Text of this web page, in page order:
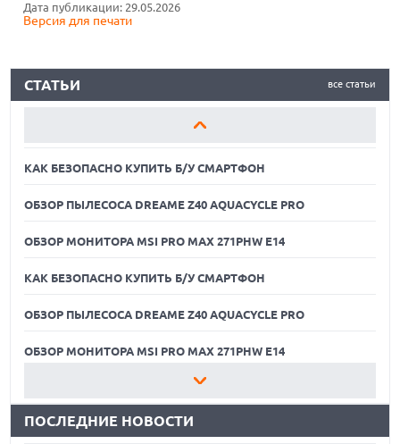
Дата публикации: 29.05.2026
Версия для печати
все статьи
СТАТЬИ
ОБЗОР МОНИТОРА MSI PRO MAX 271PHW E14
ОБЗОР МОНИТОРА MSI PRO MAX 271PHW E14
КАК БЕЗОПАСНО КУПИТЬ Б/У СМАРТФОН
ОБЗОР ПЫЛЕСОСА DREAME Z40 AQUACYCLE PRO
ОБЗОР МОНИТОРА MSI PRO MAX 271PHW E14
КАК БЕЗОПАСНО КУПИТЬ Б/У СМАРТФОН
ОБЗОР ПЫЛЕСОСА DREAME Z40 AQUACYCLE PRO
ОБЗОР МОНИТОРА MSI PRO MAX 271PHW E14
КАК БЕЗОПАСНО КУПИТЬ Б/У СМАРТФОН
ОБЗОР ПЫЛЕСОСА DREAME Z40 AQUACYCLE PRO
ПОСЛЕДНИЕ НОВОСТИ
06.08.2026
ТОЛЩИНОЙ 4,7 ММ И 12" OLED МАТРИЦЕЙ